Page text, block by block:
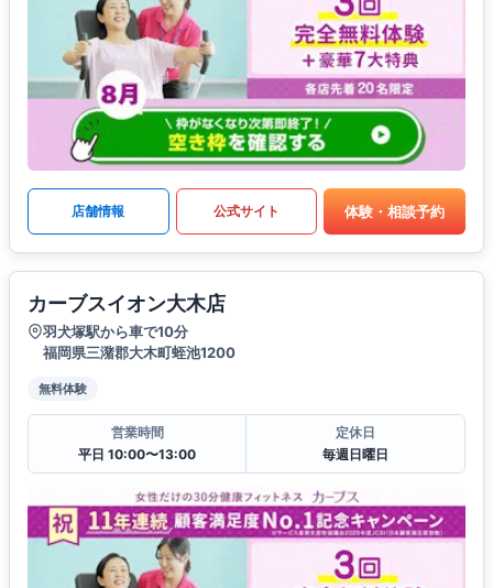
店舗情報 公式サイト 体験・相談予約
カーブスイオン大木店
羽犬塚駅から車で10分
福岡県三潴郡大木町蛭池1200
無料体験
営業時間
平日 10:00〜13:00
定休日
毎週日曜日